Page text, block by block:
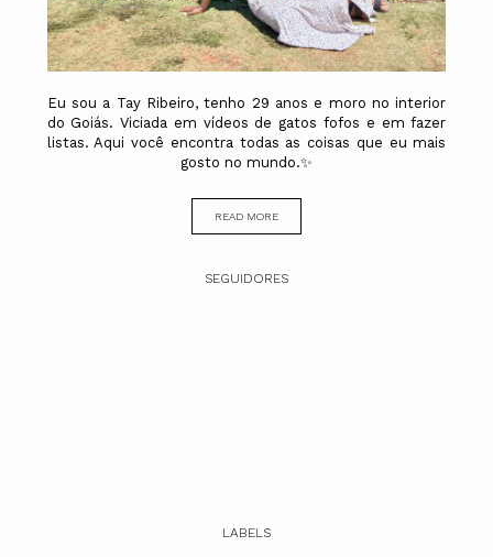
Eu sou a Tay Ribeiro, tenho 29 anos e moro no interior
do Goiás. Viciada em vídeos de gatos fofos e em fazer
listas. Aqui você encontra todas as coisas que eu mais
gosto no mundo.✨
READ MORE
SEGUIDORES
LABELS